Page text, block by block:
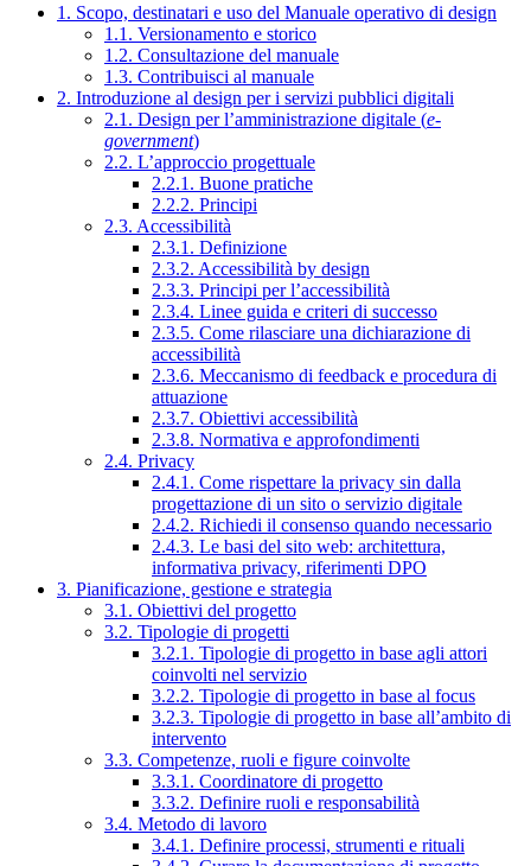
1. Scopo, destinatari e uso del Manuale operativo di design
1.1. Versionamento e storico
1.2. Consultazione del manuale
1.3. Contribuisci al manuale
2. Introduzione al design per i servizi pubblici digitali
2.1. Design per l’amministrazione digitale (e-
government)
2.2. L’approccio progettuale
2.2.1. Buone pratiche
2.2.2. Principi
2.3. Accessibilità
2.3.1. Definizione
2.3.2. Accessibilità by design
2.3.3. Principi per l’accessibilità
2.3.4. Linee guida e criteri di successo
2.3.5. Come rilasciare una dichiarazione di
accessibilità
2.3.6. Meccanismo di feedback e procedura di
attuazione
2.3.7. Obiettivi accessibilità
2.3.8. Normativa e approfondimenti
2.4. Privacy
2.4.1. Come rispettare la privacy sin dalla
progettazione di un sito o servizio digitale
2.4.2. Richiedi il consenso quando necessario
2.4.3. Le basi del sito web: architettura,
informativa privacy, riferimenti DPO
3. Pianificazione, gestione e strategia
3.1. Obiettivi del progetto
3.2. Tipologie di progetti
3.2.1. Tipologie di progetto in base agli attori
coinvolti nel servizio
3.2.2. Tipologie di progetto in base al focus
3.2.3. Tipologie di progetto in base all’ambito di
intervento
3.3. Competenze, ruoli e figure coinvolte
3.3.1. Coordinatore di progetto
3.3.2. Definire ruoli e responsabilità
3.4. Metodo di lavoro
3.4.1. Definire processi, strumenti e rituali